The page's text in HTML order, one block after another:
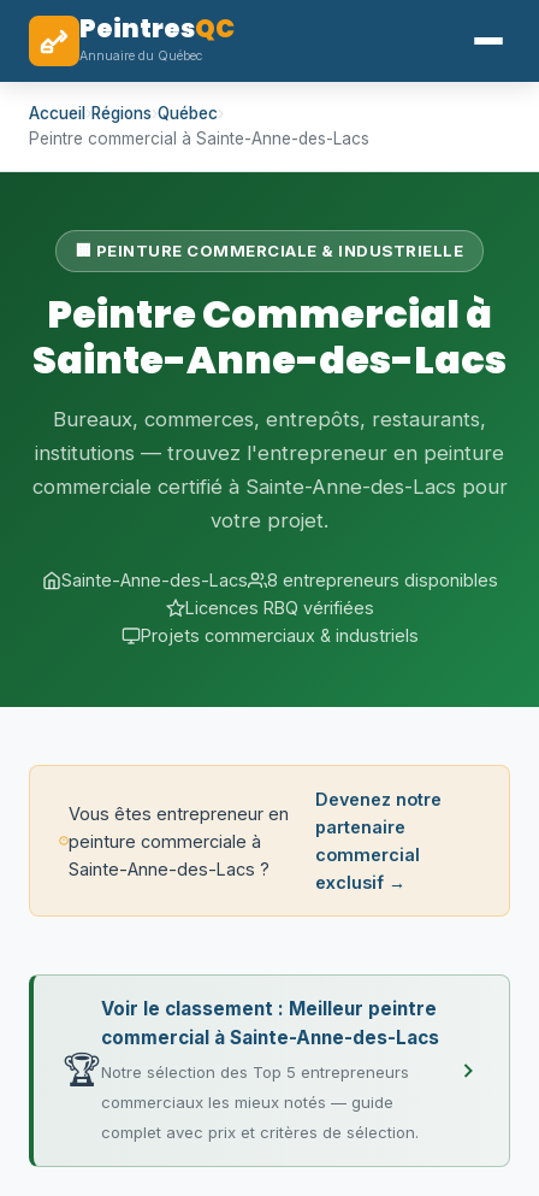
PeintresQC
Annuaire du Québec
Accueil ›Régions›Québec›
Peintre commercial à Sainte-Anne-des-Lacs
🏢 PEINTURE COMMERCIALE & INDUSTRIELLE
Peintre Commercial à
Sainte-Anne-des-Lacs
Bureaux, commerces, entrepôts, restaurants,
institutions — trouvez l'entrepreneur en peinture
commerciale certifié à Sainte-Anne-des-Lacs pour
votre projet.
Sainte-Anne-des-Lacs
8 entrepreneurs disponibles
Licences RBQ vérifiées
Projets commerciaux & industriels
Vous êtes entrepreneur en
peinture commerciale à
Sainte-Anne-des-Lacs ?
Devenez notre
partenaire
commercial
exclusif →
🏆
Voir le classement : Meilleur peintre
commercial à Sainte-Anne-des-Lacs
Notre sélection des Top 5 entrepreneurs
commerciaux les mieux notés — guide
complet avec prix et critères de sélection.